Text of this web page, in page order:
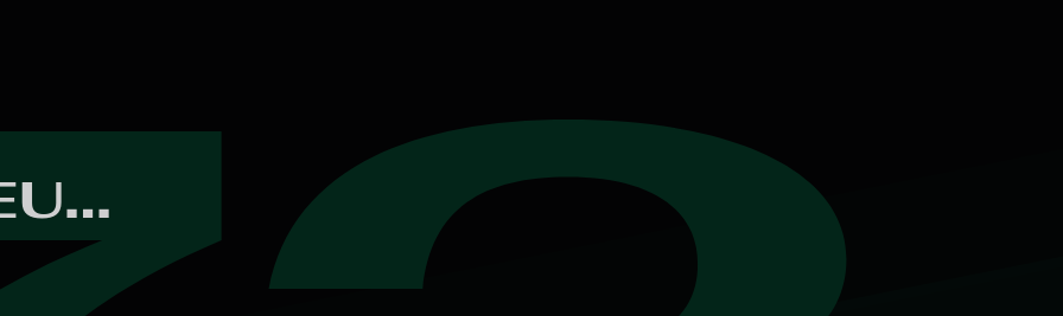
ALEXANDER REUMERS